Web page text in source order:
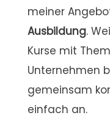
meiner
Ausbildung.
Kurse mit
Unternehmen
gemeinsam
einfach an.